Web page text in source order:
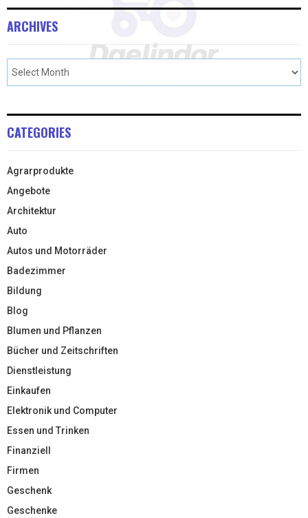
ARCHIVES
CATEGORIES
Agrarprodukte
Angebote
Architektur
Auto
Autos und Motorräder
Badezimmer
Bildung
Blog
Blumen und Pflanzen
Bücher und Zeitschriften
Dienstleistung
Einkaufen
Elektronik und Computer
Essen und Trinken
Finanziell
Firmen
Geschenk
Geschenke